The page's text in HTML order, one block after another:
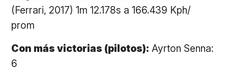
(Ferrari, 2017) 1m 12.178s a 166.439 Kph/
prom
Con más victorias (pilotos): Ayrton Senna:
6